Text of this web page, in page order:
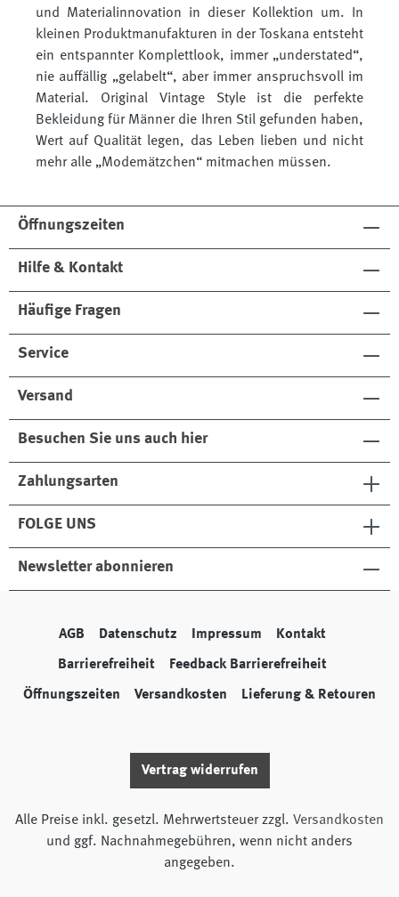
und Materialinnovation in dieser Kollektion um. In
kleinen Produktmanufakturen in der Toskana entsteht
ein entspannter Komplettlook, immer „understated“,
nie auffällig „gelabelt“, aber immer anspruchsvoll im
Material. Original Vintage Style ist die perfekte
Bekleidung für Männer die Ihren Stil gefunden haben,
Wert auf Qualität legen, das Leben lieben und nicht
mehr alle „Modemätzchen“ mitmachen müssen.
Öffnungszeiten
Hilfe & Kontakt
Häufige Fragen
Service
Versand
Besuchen Sie uns auch hier
Zahlungsarten
FOLGE UNS
Newsletter abonnieren
AGB Datenschutz Impressum Kontakt
Barrierefreiheit Feedback Barrierefreiheit
Öffnungszeiten Versandkosten Lieferung & Retouren
Vertrag widerrufen
Alle Preise inkl. gesetzl. Mehrwertsteuer zzgl. Versandkosten
und ggf. Nachnahmegebühren, wenn nicht anders
angegeben.